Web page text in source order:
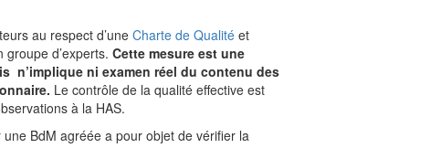
au respect d’une Charte de Qualité et
d’experts. Cette mesure est une
n’implique ni examen réel du contenu des
Le contrôle de la qualité effective est
à la HAS.
une BdM agréée a pour objet de vérifier la